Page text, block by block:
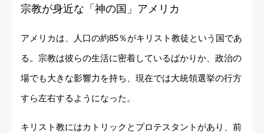
宗教が身近な「神の国」アメリカ
アメリカは、人口の約85％がキリスト教徒という国であ
る。宗教は彼らの生活に密着しているばかりか、政治の
場でも大きな影響力を持ち、現在では大統領選挙の行方
すら左右するようになった。
キリスト教にはカトリックとプロテスタントがあり、前